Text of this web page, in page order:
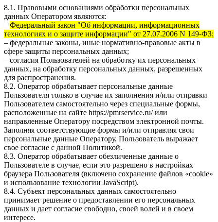
8.1. Правовыми основаниями обработки персональных
данных Оператором являются:
– Федеральный закон "Об информации, информационных
технологиях и о защите информации" от 27.07.2006 N 149-ФЗ;
– федеральные законы, иные нормативно-правовые акты в
сфере защиты персональных данных;
– согласия Пользователей на обработку их персональных
данных, на обработку персональных данных, разрешенных
для распространения.
8.2. Оператор обрабатывает персональные данные
Пользователя только в случае их заполнения и/или отправки
Пользователем самостоятельно через специальные формы,
расположенные на сайте https://pmrservice.ru/или
направленные Оператору посредством электронной почты.
Заполняя соответствующие формы и/или отправляя свои
персональные данные Оператору, Пользователь выражает
свое согласие с данной Политикой.
8.3. Оператор обрабатывает обезличенные данные о
Пользователе в случае, если это разрешено в настройках
браузера Пользователя (включено сохранение файлов «cookie»
и использование технологии JavaScript).
8.4. Субъект персональных данных самостоятельно
принимает решение о предоставлении его персональных
данных и дает согласие свободно, своей волей и в своем
интересе.